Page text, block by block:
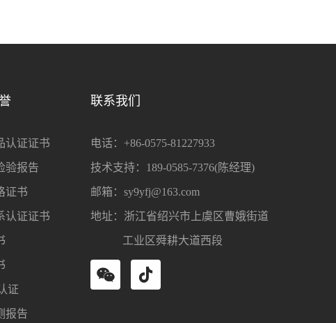
认证证书
验报告
证书
认证证书
证
报告
联系我们
电话：+86-0575-81227933
技术支持：189-0585-7376(陈经理)
邮箱：sy9yfj@163.com
地址：浙江省绍兴市上虞区曹娥街道
工业区舜耕大道西段